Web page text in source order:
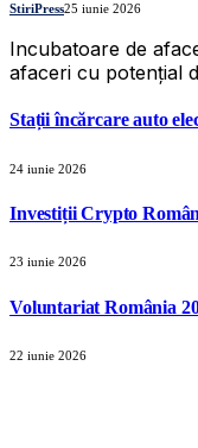
StiriPress25 iunie 2026
Incubatoare de
afaceri cu potențial
Stații încărcare auto
24 iunie 2026
Investiții Crypto
23 iunie 2026
Voluntariat România
22 iunie 2026